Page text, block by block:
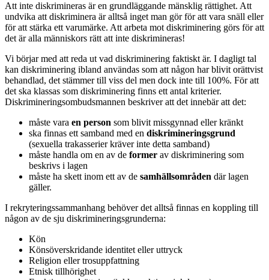
Att inte diskrimineras är en grundläggande mänsklig rättighet. Att
undvika att diskriminera är alltså inget man gör för att vara snäll eller
för att stärka ett varumärke. Att arbeta mot diskriminering görs för att
det är alla människors rätt att inte diskrimineras!
Vi börjar med att reda ut vad diskriminering faktiskt är. I dagligt tal
kan diskriminering ibland användas som att någon har blivit orättvist
behandlad, det stämmer till viss del men dock inte till 100%. För att
det ska klassas som diskriminering finns ett antal kriterier.
Diskrimineringsombudsmannen beskriver att det innebär att det:
måste vara en person som blivit missgynnad eller kränkt
ska finnas ett samband med en diskrimineringsgrund
(sexuella trakasserier kräver inte detta samband)
måste handla om en av de former av diskriminering som
beskrivs i lagen
måste ha skett inom ett av de samhällsområden där lagen
gäller.
I rekryteringssammanhang behöver det alltså finnas en koppling till
någon av de sju diskrimineringsgrunderna:
Kön
Könsöverskridande identitet eller uttryck
Religion eller trosuppfattning
Etnisk tillhörighet